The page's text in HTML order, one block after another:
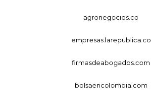
agronegocios.co
empresas.larepublica.co
firmasdeabogados.com
bolsaencolombia.com